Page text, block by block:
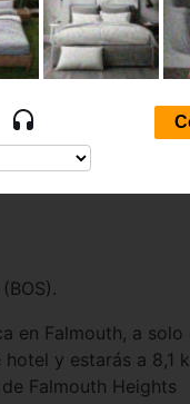
en Falmouth, a
y estarás a 8,1
Falmouth Heights